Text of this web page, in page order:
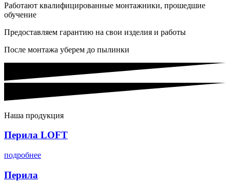
Работают квалифицированные монтажники, прошедшие
обучение
Предоставляем гарантию на свои изделия и работы
После монтажа уберем до пылинки
Наша продукция
Перила LOFT
подробнее
Перила